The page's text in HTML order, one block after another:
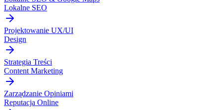
Lokalne SEO
Projektowanie UX/UI
Design
Strategia Treści
Content Marketing
Zarządzanie Opiniami
Reputacja Online